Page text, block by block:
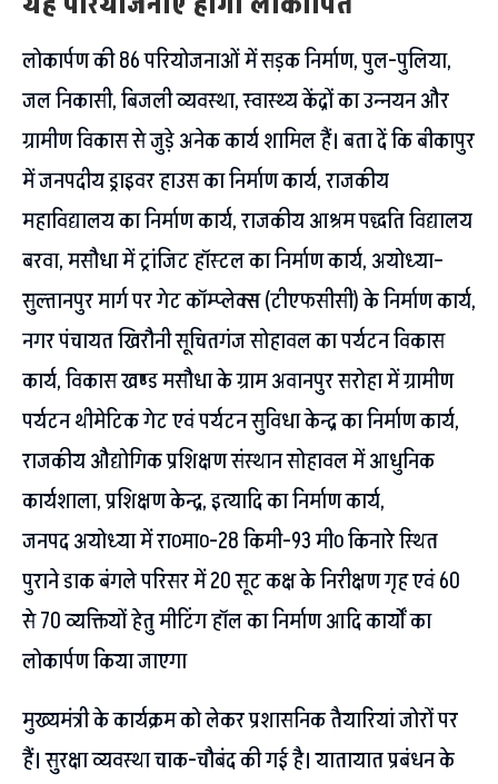
लोकार्पण की 86 परियोजनाओं में सड़क निर्माण, पुल-पुलिया,
जल निकासी, बिजली व्यवस्था, स्वास्थ्य केंद्रों का उन्नयन और
ग्रामीण विकास से जुड़े अनेक कार्य शामिल हैं। बता दें कि बीकापुर
में जनपदीय ड्राइवर हाउस का निर्माण कार्य, राजकीय
महाविद्यालय का निर्माण कार्य, राजकीय आश्रम पद्धति विद्यालय
बरवा, मसौधा में ट्रांजिट हॉस्टल का निर्माण कार्य, अयोध्या–
सुल्तानपुर मार्ग पर गेट कॉम्प्लेक्स (टीएफसीसी) के निर्माण कार्य,
नगर पंचायत खिरौनी सूचितगंज सोहावल का पर्यटन विकास
कार्य, विकास खण्ड मसौधा के ग्राम अवानपुर सरोहा में ग्रामीण
पर्यटन थीमेटिक गेट एवं पर्यटन सुविधा केन्द्र का निर्माण कार्य,
राजकीय औद्योगिक प्रशिक्षण संस्थान सोहावल में आधुनिक
कार्यशाला, प्रशिक्षण केन्द्र, इत्यादि का निर्माण कार्य,
जनपद अयोध्या में रा०मा०-28 किमी-93 मी० किनारे स्थित
पुराने डाक बंगले परिसर में 20 सूट कक्ष के निरीक्षण गृह एवं 60
से 70 व्यक्तियों हेतु मीटिंग हॉल का निर्माण आदि कार्यों का
लोकार्पण किया जाएगा
मुख्यमंत्री के कार्यक्रम को लेकर प्रशासनिक तैयारियां जोरों पर
हैं। सुरक्षा व्यवस्था चाक-चौबंद की गई है। यातायात प्रबंधन के